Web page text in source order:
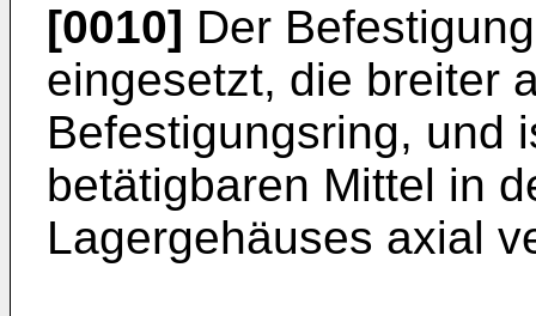
[0010] Der
eingesetzt, die breiter
Befestigungsring, und
betätigbaren Mittel in
Lagergehäuses axial